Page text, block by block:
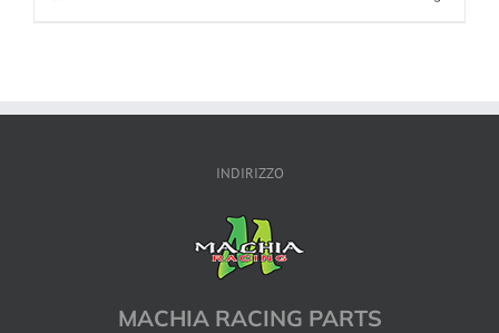
INDIRIZZO
MACHIA RACING PARTS